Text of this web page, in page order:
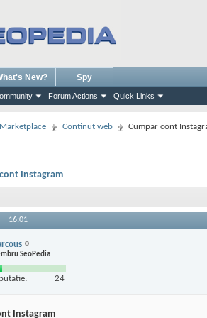
Forum Actions Quick Links
New? Spy
Continut web Cumpar cont
Instagram
16:01
SeoPedia
24
Instagram